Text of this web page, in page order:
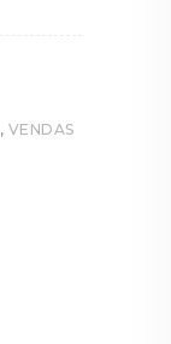
, VENDAS